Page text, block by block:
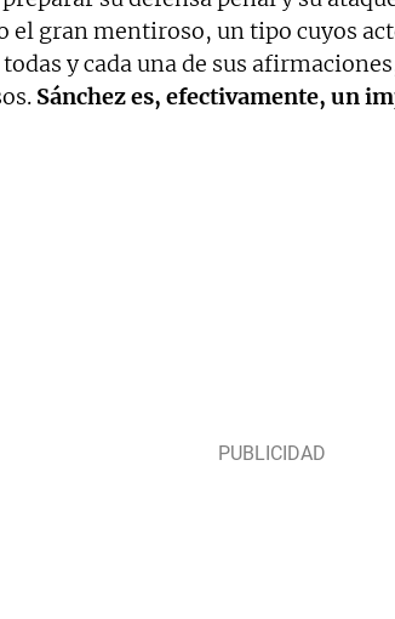
el gran mentiroso, un tipo cuyos
y cada una de sus
Sánchez es, efectivamente, un